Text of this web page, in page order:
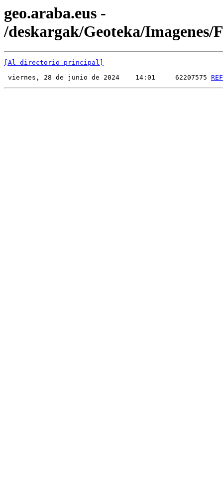
geo.araba.eus -
/deskargak/Geoteka/Imagenes/
[Al directorio principal]
viernes, 28 de junio de 2024    14:01     62207575